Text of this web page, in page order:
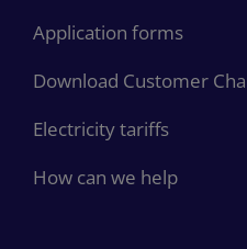
Application forms
Download Customer
Electricity tariffs
How can we help